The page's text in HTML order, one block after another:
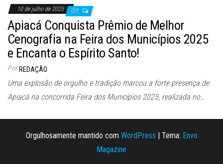
10 de julho de 2025 Off
Apiacá Conquista Prêmio de Melhor
Cenografia na Feira dos Municípios 2025
e Encanta o Espírito Santo!
Por REDAÇÃO
Uma explosão de orgulho e tradição marcou a forte presença de
Apiacá na concorrida Feira dos Municípios 2025, realizada no…
Orgulhosamente mantido com WordPress | Tema: Envo
Magazine